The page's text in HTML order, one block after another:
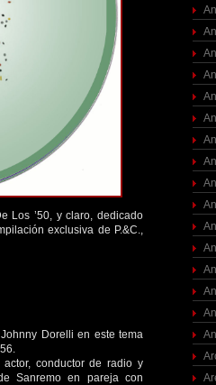
Los ’50, y claro, dedicado
exclusiva de P.&C.,
Dorelli en este tema
conductor de radio y
Sanremo en pareja con